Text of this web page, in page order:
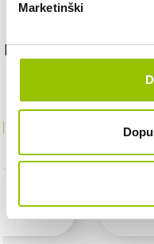
Marketinški
PORSCHE